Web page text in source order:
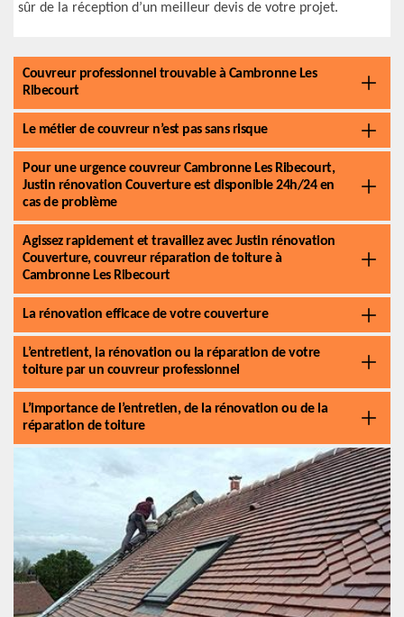
sûr de la réception d’un meilleur devis de votre projet.
Couvreur professionnel trouvable à Cambronne Les
Ribecourt
Le métier de couvreur n’est pas sans risque
Pour une urgence couvreur Cambronne Les Ribecourt,
Justin rénovation Couverture est disponible 24h/24 en
cas de problème
Agissez rapidement et travaillez avec Justin rénovation
Couverture, couvreur réparation de toiture à
Cambronne Les Ribecourt
La rénovation efficace de votre couverture
L’entretient, la rénovation ou la réparation de votre
toiture par un couvreur professionnel
L’importance de l’entretien, de la rénovation ou de la
réparation de toiture